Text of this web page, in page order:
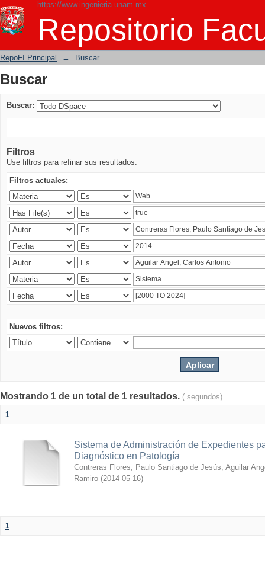
https://www.ingenieria.unam.mx
Repositorio
Buscar
RepoFI Principal → Buscar
Buscar
Buscar:
Filtros
Use filtros para refinar sus resultados.
Filtros actuales:
Nuevos filtros:
Mostrando 1 de un total de 1 resultados. ( segundos)
1
Sistema de Administración de Expedientes
Diagnóstico en Patología
Contreras Flores, Paulo Santiago de Jesús; Aguilar
Ramiro (2014-05-16)
1